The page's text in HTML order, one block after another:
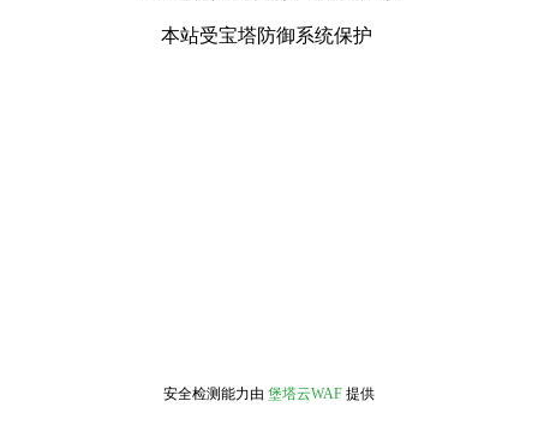
本站受宝塔防御系统保护
安全检测能力由 堡塔云WAF 提供